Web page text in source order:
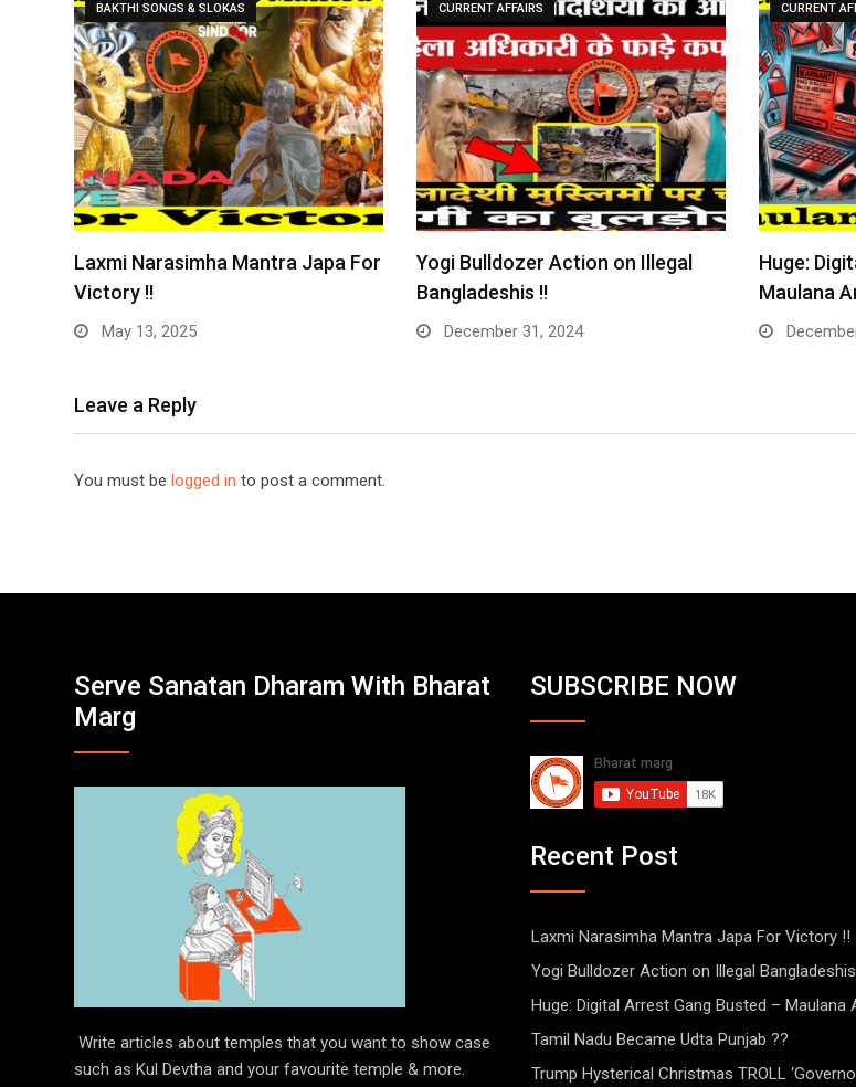
BAKTHI SONGS & SLOKAS
Laxmi Narasimha Mantra Japa For
Victory !!
May 13, 2025
CURRENT AFFAIRS
Yogi Bulldozer Action on Illegal
Bangladeshis !!
December 31, 2024
CURRENT
Huge:
Maulana
Leave a Reply
You must be logged in to post a comment.
Serve Sanatan Dharam With Bharat
Marg
Write articles about temples that you want to show case
such as Kul Devtha and your favourite temple & more.
SUBSCRIBE NOW
Recent Post
Laxmi Narasimha Mantra Japa For Victory !!
Yogi Bulldozer Action on Illegal
Huge: Digital Arrest Gang Busted – Maulana
Tamil Nadu Became Udta Punjab ??
Trump Hysterical Christmas TROLL